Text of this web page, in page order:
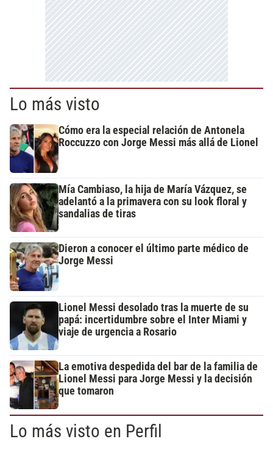
Lo más visto
Cómo era la especial relación de Antonela
Roccuzzo con Jorge Messi más allá de Lionel
Mía Cambiaso, la hija de María Vázquez, se
adelantó a la primavera con su look floral y
sandalias de tiras
Dieron a conocer el último parte médico de
Jorge Messi
Lionel Messi desolado tras la muerte de su
papá: incertidumbre sobre el Inter Miami y
viaje de urgencia a Rosario
La emotiva despedida del bar de la familia de
Lionel Messi para Jorge Messi y la decisión
que tomaron
Lo más visto en Perfil